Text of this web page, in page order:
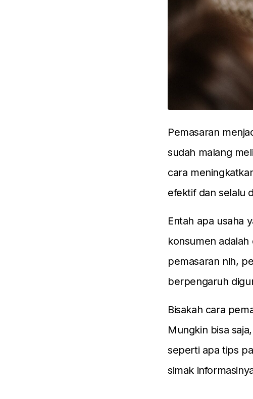
Pemasaran
sudah malang
cara
efektif dan selalu
Entah apa usaha
konsumen
pemasaran nih,
berpengaruh
Bisakah cara
Mungkin bisa
seperti apa tips
simak